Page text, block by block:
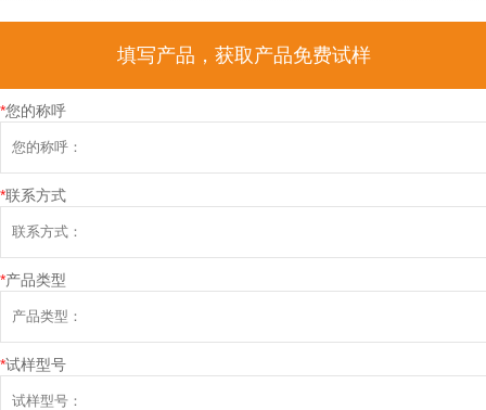
填写产品，获取产品免费试样
*您的称呼
*联系方式
*产品类型
*试样型号